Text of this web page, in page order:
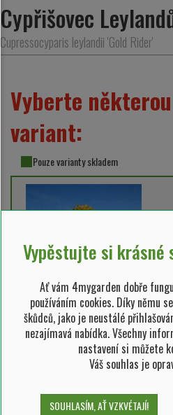
Cypřišovec
Cupressocyparis leylandii 'Gold Rider'
Vyberte
variant:
Pouze varianty skladem
rostlina v květináči 18 l
výška rostliny 120-140 cm
stříhaný do obláčků
Vypěstujte si krásné
Ať vám 4mygarden dobře
používáním cookies. Díky němu
škůdců, jako je neustálé
nezajímavá nabídka. Všechny
nastavení si můžete
Váš souhlas je
SOUHLASÍM, AŤ VZKVÉTAJÍ!